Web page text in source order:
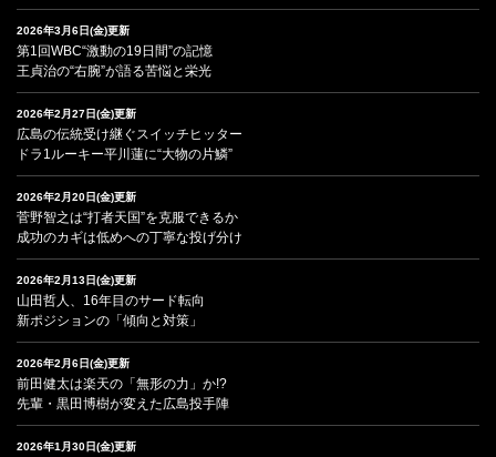
2026年3月6日(金)更新
第1回WBC“激動の19日間”の記憶
王貞治の“右腕”が語る苦悩と栄光
2026年2月27日(金)更新
広島の伝統受け継ぐスイッチヒッター
ドラ1ルーキー平川蓮に“大物の片鱗”
2026年2月20日(金)更新
菅野智之は“打者天国”を克服できるか
成功のカギは低めへの丁寧な投げ分け
2026年2月13日(金)更新
山田哲人、16年目のサード転向
新ポジションの「傾向と対策」
2026年2月6日(金)更新
前田健太は楽天の「無形の力」か!?
先輩・黒田博樹が変えた広島投手陣
2026年1月30日(金)更新